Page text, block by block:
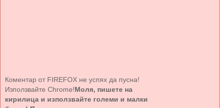
Коментар от FIREFOX не успях да пусна!
Използвайте Chrome!Моля, пишете на
кирилица и използвайте големи и малки